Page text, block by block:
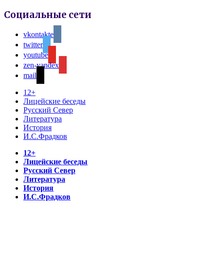
Социальные сети
vkontakte
twitter
youtube
zen-yandex
mail
12+
Лицейские беседы
Русский Север
Литература
История
И.С.Фрадков
12+
Лицейские беседы
Русский Север
Литература
История
И.С.Фрадков